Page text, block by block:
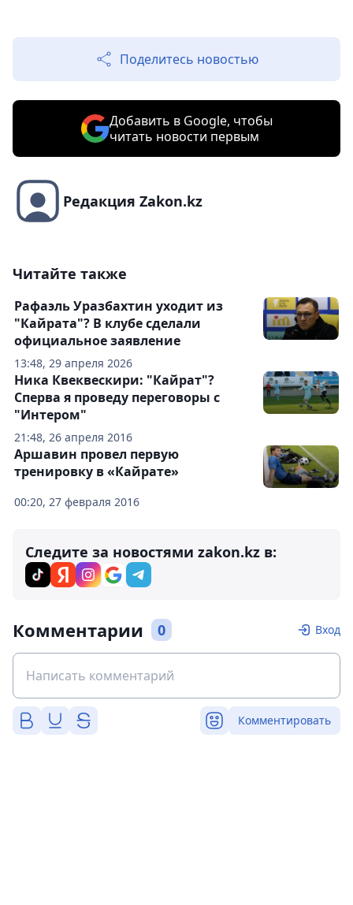
Поделитесь новостью
Добавить в Google, чтобы
читать новости первым
Редакция Zakon.kz
Читайте также
13:48, 29 апреля 2026
Рафаэль Уразбахтин уходит из
"Кайрата"? В клубе сделали
официальное заявление
21:48, 26 апреля 2016
Ника Квеквескири: "Кайрат"?
Сперва я проведу переговоры с
"Интером"
00:20, 27 февраля 2016
Аршавин провел первую
тренировку в «Кайрате»
Следите за новостями zakon.kz в:
Комментарии 0 Вход
Комментировать